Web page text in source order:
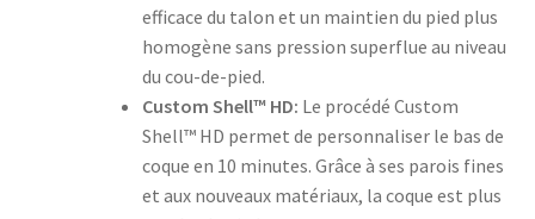
efficace du talon et un maintien du pied plus
homogène sans pression superflue au niveau
du cou-de-pied.
Custom Shell™ HD: Le procédé Custom
Shell™ HD permet de personnaliser le bas de
coque en 10 minutes. Grâce à ses parois fines
et aux nouveaux matériaux, la coque est plus